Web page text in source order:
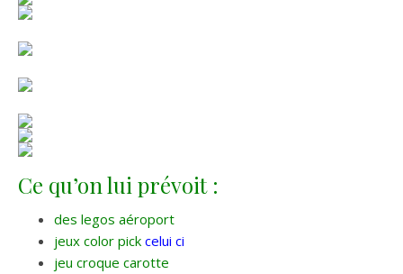
Ce qu’on lui prévoit :
des legos aéroport
jeux color pick celui ci
jeu croque carotte